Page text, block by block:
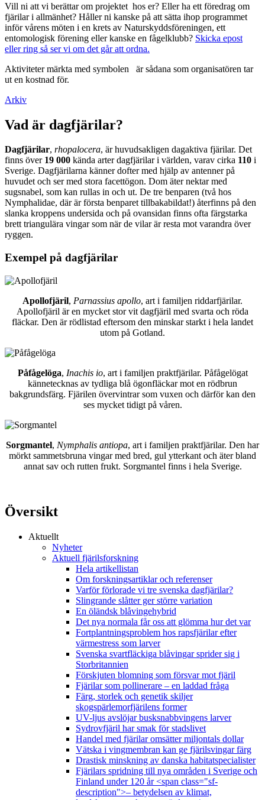
Vill ni att vi berättar om projektet hos er? Eller ha ett föredrag om
fjärilar i allmänhet? Håller ni kanske på att sätta ihop programmet
inför vårens möten i en krets av Naturskyddsföreningen, ett
entomologisk förening eller kanske en fågelklubb? Skicka epost
eller ring så ser vi om det går att ordna.
Aktiviteter märkta med symbolen
är sådana som organisatören tar
ut en kostnad för.
Arkiv
Vad är dagfjärilar?
Dagfjärilar, rhopalocera, är huvudsakligen dagaktiva fjärilar. Det
finns över 19 000 kända arter dagfjärilar i världen, varav cirka 110 i
Sverige. Dagfjärilarna känner dofter med hjälp av antenner på
huvudet och ser med stora facettögon. Dom äter nektar med
sugsnabel, som kan rullas in och ut. De tre benparen (två hos
Nymphalidae, där är första benparet tillbakabildat!) återfinns på den
slanka kroppens undersida och på ovansidan finns ofta färgstarka
brett triangulära vingar som när de vilar är resta mot varandra över
ryggen.
Exempel på dagfjärilar
Apollofjäril, Parnassius apollo, art i familjen riddarfjärilar.
Apollofjäril är en mycket stor vit dagfjäril med svarta och röda
fläckar. Den är rödlistad eftersom den minskar starkt i hela landet
utom på Gotland.
Påfågelöga, Inachis io, art i familjen praktfjärilar. Påfågelögat
kännetecknas av tydliga blå ögonfläckar mot en rödbrun
bakgrundsfärg. Fjärilen övervintrar som vuxen och därför kan den
ses mycket tidigt på våren.
Sorgmantel, Nymphalis antiopa, art i familjen praktfjärilar. Den har
mörkt sammetsbruna vingar med bred, gul ytterkant och äter bland
annat sav och rutten frukt. Sorgmantel finns i hela Sverige.
Översikt
Aktuellt
Nyheter
Aktuell fjärilsforskning
Hela artikellistan
Om forskningsartiklar och referenser
Varför förlorade vi tre svenska dagfjärilar?
Slingrande slåtter ger större variation
En öländsk blåvingehybrid
Det nya normala får oss att glömma hur det var
Fortplantningsproblem hos rapsfjärilar efter
värmestress som larver
Svenska svartfläckiga blåvingar sprider sig i
Storbritannien
Förskjuten blomning som försvar mot fjäril
Fjärilar som pollinerare – en laddad fråga
Färg, storlek och genetik skiljer
skogspärlemorfjärilens former
UV-ljus avslöjar busksnabbvingens larver
Sydrovfjäril har smak för stadslivet
Handel med fjärilar omsätter miljontals dollar
Vätska i vingmembran kan ge fjärilsvingar färg
Drastisk minskning av danska habitatspecialister
Fjärilars spridning till nya områden i Sverige och
Finland under 120 år <span class="sf-
description">– betydelsen av klimat,